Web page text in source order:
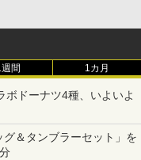
週間 1カ月
ボドーナツ4種、いよいよ
＆タンブラーセット」を